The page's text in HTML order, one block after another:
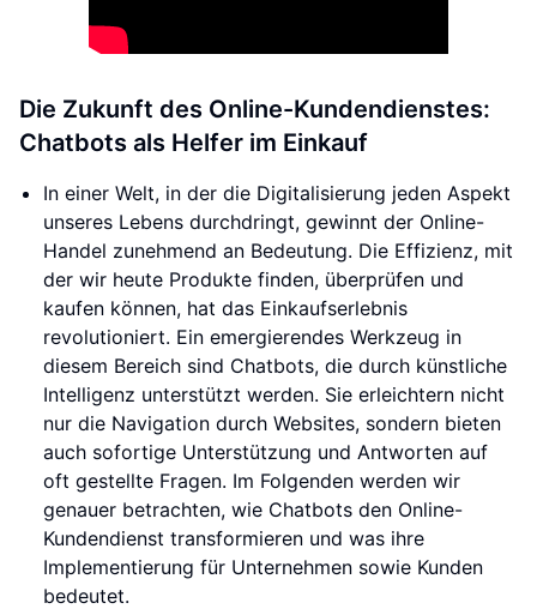
Die Zukunft des Online-Kundendienstes:
Chatbots als Helfer im Einkauf
In einer Welt, in der die Digitalisierung jeden Aspekt
unseres Lebens durchdringt, gewinnt der Online-
Handel zunehmend an Bedeutung. Die Effizienz, mit
der wir heute Produkte finden, überprüfen und
kaufen können, hat das Einkaufserlebnis
revolutioniert. Ein emergierendes Werkzeug in
diesem Bereich sind Chatbots, die durch künstliche
Intelligenz unterstützt werden. Sie erleichtern nicht
nur die Navigation durch Websites, sondern bieten
auch sofortige Unterstützung und Antworten auf
oft gestellte Fragen. Im Folgenden werden wir
genauer betrachten, wie Chatbots den Online-
Kundendienst transformieren und was ihre
Implementierung für Unternehmen sowie Kunden
bedeutet.